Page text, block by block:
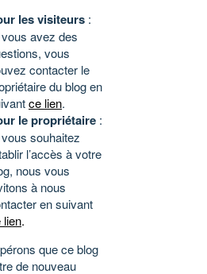
les visiteurs :
avez des
vous
contacter le
du blog en
ce lien.
le propriétaire :
souhaitez
l’accès à votre
nous vous
à nous
en suivant
lien.
que ce blog
de nouveau